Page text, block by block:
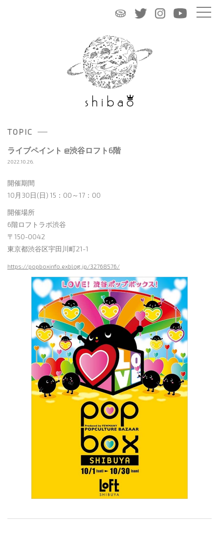
TOPIC
ライブペイント @渋谷ロフト6階
2022.10.26.
開催期間
10月30日(日) 15：00～17：00
開催場所
6階ロフトラボ渋谷
〒150-0042
東京都渋谷区宇田川町21-1
https://popboxinfo.exblog.jp/32768576/